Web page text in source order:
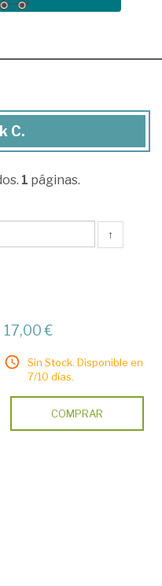
C.
1 páginas.
↑
17,00 €
Sin Stock. Disponible en
7/10 días.
COMPRAR